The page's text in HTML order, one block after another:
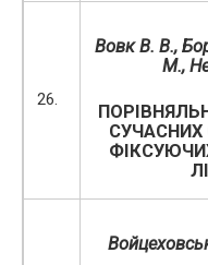
26.
Вовк В. В.,
М.,